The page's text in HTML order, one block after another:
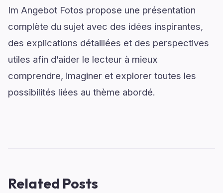
Im Angebot Fotos propose une présentation
complète du sujet avec des idées inspirantes,
des explications détaillées et des perspectives
utiles afin d’aider le lecteur à mieux
comprendre, imaginer et explorer toutes les
possibilités liées au thème abordé.
Related Posts